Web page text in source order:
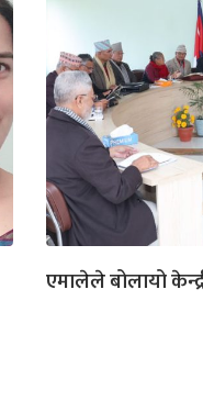
एमालेले बोलायो